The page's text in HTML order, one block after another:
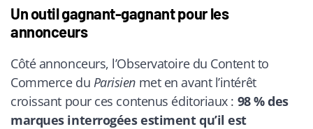
Un outil gagnant-gagnant pour les
annonceurs
Côté annonceurs, l’Observatoire du Content to
Commerce du Parisien met en avant l’intérêt
croissant pour ces contenus éditoriaux : 98 % des
marques interrogées estiment qu’il est